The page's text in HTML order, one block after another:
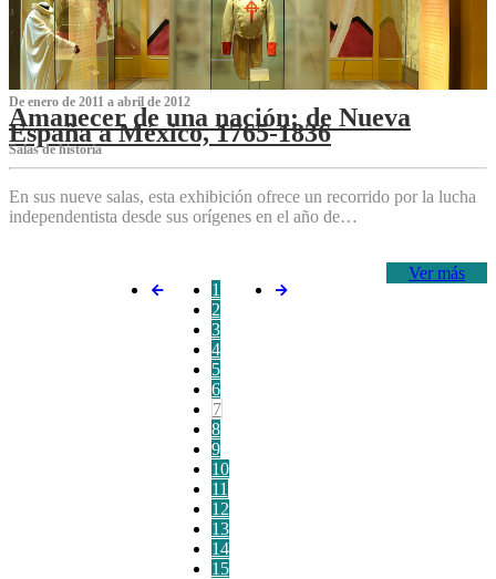
De enero de 2011 a abril de 2012
Amanecer de una nación: de Nueva
España a México, 1765-1836
Salas de historia
En sus nueve salas, esta exhibición ofrece un recorrido por la lucha
independentista desde sus orígenes en el año de…
Ver más
1
2
3
4
5
6
7
8
9
10
11
12
13
14
15